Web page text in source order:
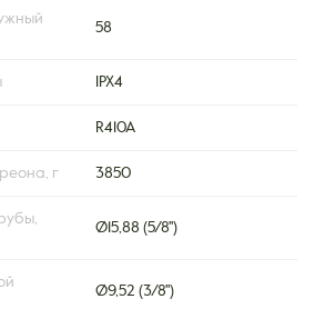
58
IPX4
R410A
г 3850
Ø15,88 (5/8'')
Ø9,52 (3/8'')